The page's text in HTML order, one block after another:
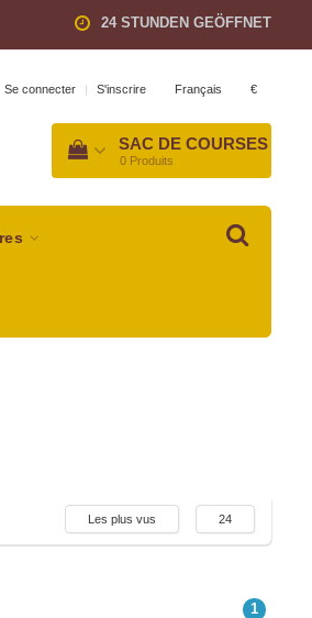
24 STUNDEN GEÖFFNET
Se connecter | S'inscrire Français €
SAC DE COURSES
0 Produits
Les plus vus 24
1